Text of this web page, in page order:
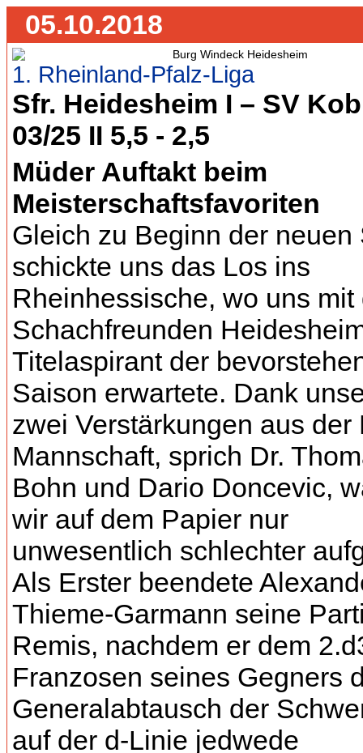
05.10.2018
1. Rheinland-Pfalz-Liga
Sfr. Heidesheim I – SV
03/25 II 5,5 - 2,5
Müder Auftakt beim
Meisterschaftsfavoriten
Gleich zu Beginn der neuen
schickte uns das Los ins
Rheinhessische, wo uns mit
Schachfreunden
Titelaspirant der
Saison erwartete. Dank
zwei Verstärkungen aus der
Mannschaft, sprich Dr.
Bohn und Dario Doncevic,
wir auf dem Papier nur
unwesentlich schlechter
Als Erster beendete
Thieme-Garmann seine
Remis, nachdem er dem
Franzosen seines Gegners
Generalabtausch der
auf der d-Linie jedwede